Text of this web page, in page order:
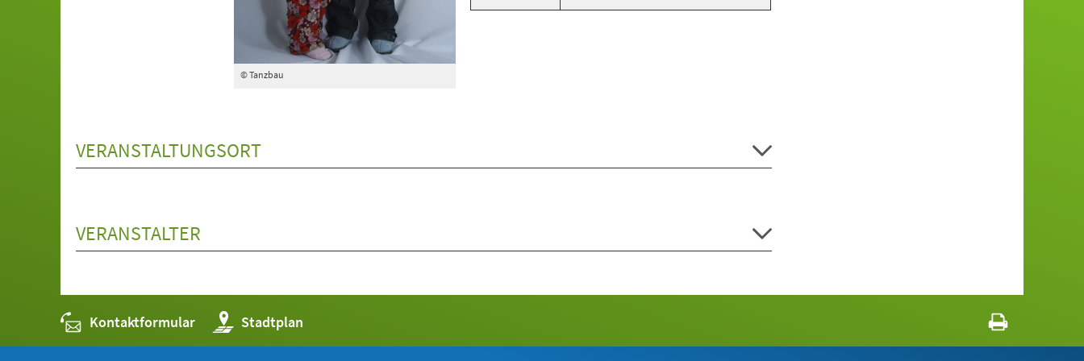
© Tanzbau
VERANSTALTUNGSORT
VERANSTALTER
Kontaktformular Stadtplan
(Öffnet
in
einem